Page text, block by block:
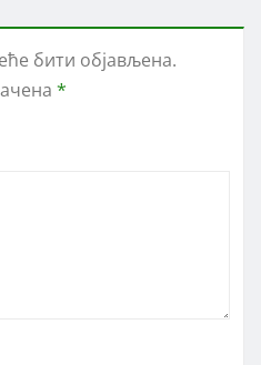
бити објављена.
*